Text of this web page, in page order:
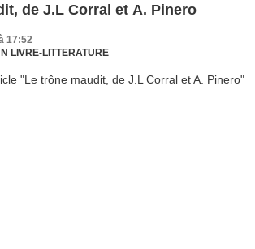
de J.L Corral et A. Pinero
17:52
LIVRE-LITTERATURE